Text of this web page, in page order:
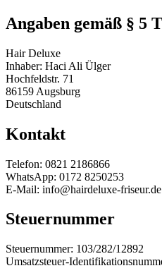
Angaben gemäß § 5
Hair Deluxe
Inhaber: Haci Ali Ülger
Hochfeldstr. 71
86159 Augsburg
Deutschland
Kontakt
Telefon: 0821 2186866
WhatsApp: 0172 8250253
E-Mail: info@hairdeluxe-friseur.de
Steuernummer
Steuernummer: 103/282/12892
Umsatzsteuer-